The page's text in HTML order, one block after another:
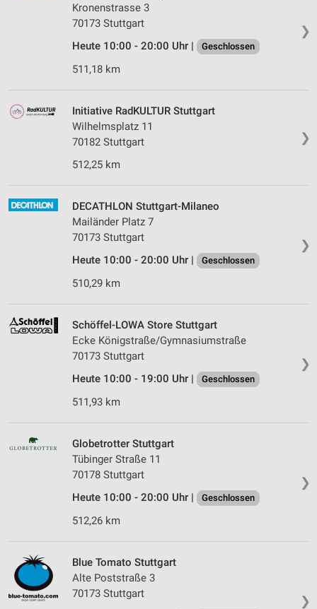
❯
Kronenstrasse 3
70173 Stuttgart
Heute 10:00 - 20:00 Uhr |
Geschlossen
511,18 km
❯
Initiative RadKULTUR Stutt­gart
Wil­helms­platz 11
70182 Stutt­gart
512,25 km
❯
DECATHLON Stuttgart-Milaneo
Mailänder Platz 7
70173 Stuttgart
Heute 10:00 - 20:00 Uhr |
Geschlossen
510,29 km
❯
Schöffel-LOWA Store Stuttgart
Ecke Königstraße/Gymnasiumstraße
70173 Stuttgart
Heute 10:00 - 19:00 Uhr |
Geschlossen
511,93 km
❯
Globetrotter Stuttgart
Tübinger Straße 11
70178 Stuttgart
Heute 10:00 - 20:00 Uhr |
Geschlossen
512,26 km
❯
Blue Tomato Stuttgart
Alte Poststraße 3
70173 Stuttgart